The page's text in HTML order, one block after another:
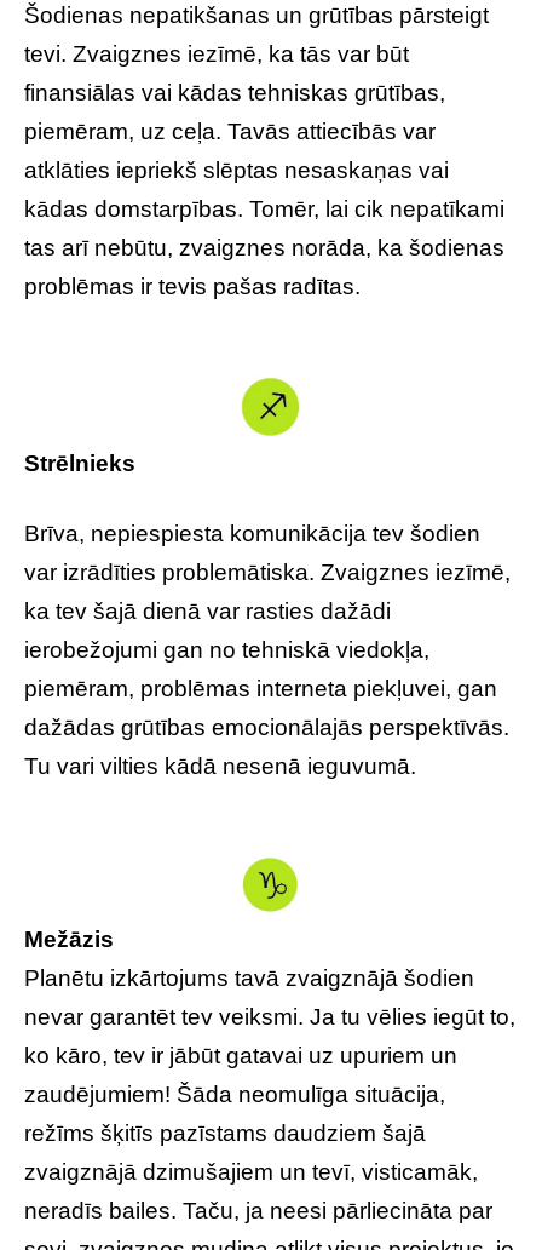
Šodienas nepatikšanas un grūtības pārsteigt
tevi. Zvaigznes iezīmē, ka tās var būt
finansiālas vai kādas tehniskas grūtības,
piemēram, uz ceļa. Tavās attiecībās var
atklāties iepriekš slēptas nesaskaņas vai
kādas domstarpības. Tomēr, lai cik nepatīkami
tas arī nebūtu, zvaigznes norāda, ka šodienas
problēmas ir tevis pašas radītas.
Strēlnieks
Brīva, nepiespiesta komunikācija tev šodien
var izrādīties problemātiska. Zvaigznes iezīmē,
ka tev šajā dienā var rasties dažādi
ierobežojumi gan no tehniskā viedokļa,
piemēram, problēmas interneta piekļuvei, gan
dažādas grūtības emocionālajās perspektīvās.
Tu vari vilties kādā nesenā ieguvumā.
Mežāzis
Planētu izkārtojums tavā zvaigznājā šodien
nevar garantēt tev veiksmi. Ja tu vēlies iegūt to,
ko kāro, tev ir jābūt gatavai uz upuriem un
zaudējumiem! Šāda neomulīga situācija,
režīms šķitīs pazīstams daudziem šajā
zvaigznājā dzimušajiem un tevī, visticamāk,
neradīs bailes. Taču, ja neesi pārliecināta par